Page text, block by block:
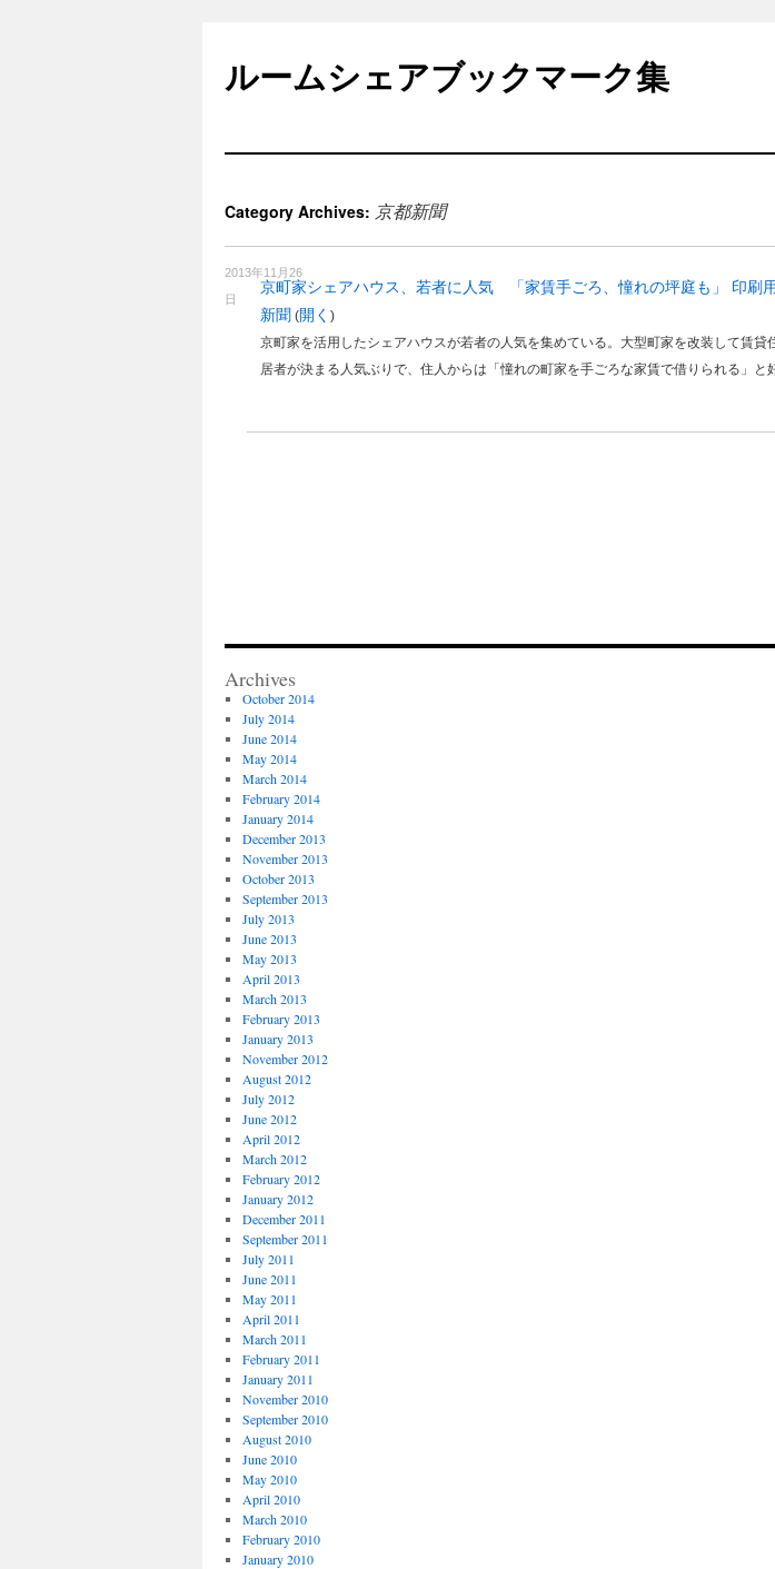
content
ルームシェアブックマーク集
Category Archives: 京都新聞
2013年11月26
日
京町家シェアハウス、若者に人気 「家賃手ごろ、憧れの坪庭も」 印刷
新聞 (開く )
京町家を活用したシェアハウスが若者の人気を集めている。大型町家を改装して賃貸
居者が決まる人気ぶりで、住人からは「憧れの町家を手ごろな家賃で借りられる」と
Archives
October 2014
July 2014
June 2014
May 2014
March 2014
February 2014
January 2014
December 2013
November 2013
October 2013
September 2013
July 2013
June 2013
May 2013
April 2013
March 2013
February 2013
January 2013
November 2012
August 2012
July 2012
June 2012
April 2012
March 2012
February 2012
January 2012
December 2011
September 2011
July 2011
June 2011
May 2011
April 2011
March 2011
February 2011
January 2011
November 2010
September 2010
August 2010
June 2010
May 2010
April 2010
March 2010
February 2010
January 2010